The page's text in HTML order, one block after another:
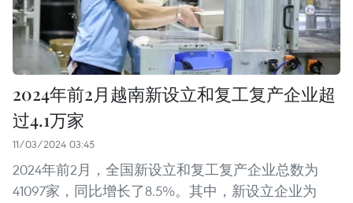
2024年前2月越南新设立和复工复产企业超
过4.1万家
11/03/2024 03:45
2024年前2月，全国新设立和复工复产企业总数为
41097家，同比增长了8.5%。其中，新设立企业为